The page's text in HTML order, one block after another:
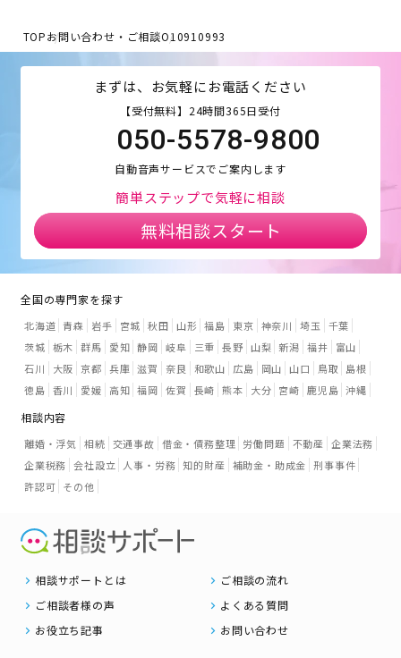
TOPお問い合わせ・ご相談O10910993
まずは、お気軽にお電話ください
【受付無料】24時間365日受付
050-5578-9800
自動音声サービスでご案内します
簡単ステップで気軽に相談
無料相談スタート
全国の専門家を探す
北海道 青森 岩手 宮城 秋田 山形 福島 東京 神奈川 埼玉
千葉
茨城 栃木 群馬 愛知 静岡 岐阜 三重 長野 山梨 新潟 福井
富山
石川
大阪 京都 兵庫 滋賀 奈良 和歌山 広島 岡山 山口 鳥取
島根
徳島 香川 愛媛 高知 福岡 佐賀 長崎 熊本 大分 宮崎 鹿児島 沖縄
相談内容
離婚・浮気 相続 交通事故 借金・債務整理 労働問題 不動産 企業法務
企業税務 会社設立 人事・労務 知的財産 補助金・助成金 刑事事件
許認可 その他
相談サポートとは
ご相談の流れ
ご相談者様の声
よくある質問
お役立ち記事
お問い合わせ